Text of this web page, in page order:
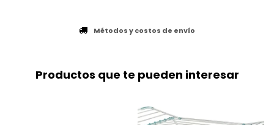
Métodos y costos de envío
Productos que te pueden interesar